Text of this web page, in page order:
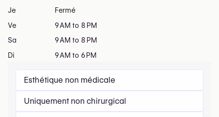
Esthétique non médicale
Uniquement non chirurgical
Je
Fermé
Ve
9 AM to 8 PM
Sa
9 AM to 8 PM
Di
9 AM to 6 PM